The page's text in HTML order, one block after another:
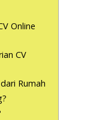
Online
CV
Rumah